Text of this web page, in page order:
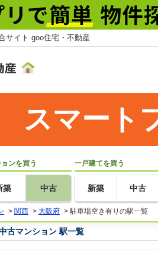
サイト goo住宅・不動産
スマート
ンを買う
築 中古
一戸建てを買う
新築 中古
> 関西 > 大阪府 > 駐車場空き有りの駅一覧
古マンション 駅一覧